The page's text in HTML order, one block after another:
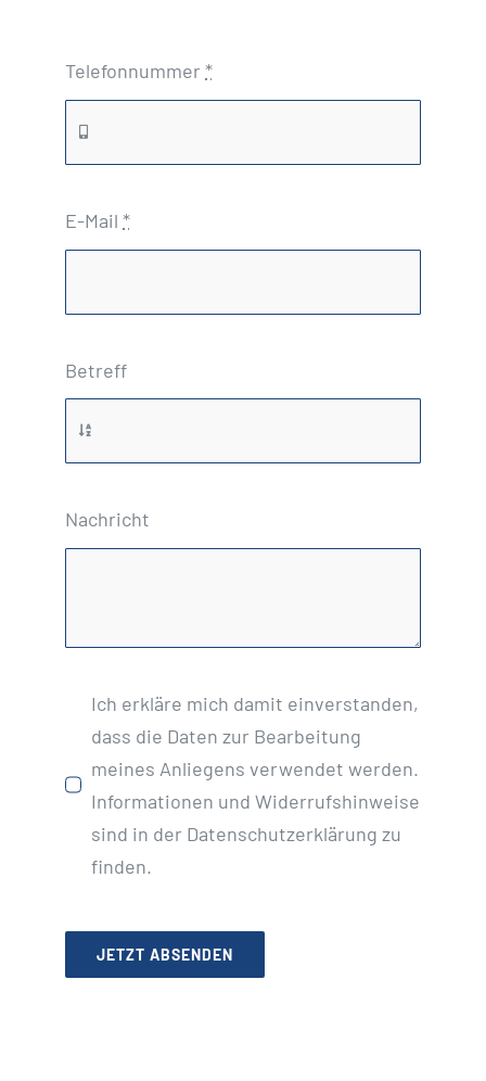
Telefonnummer *
E-Mail *
Betreff
Nachricht
Ich erkläre mich damit einverstanden,
dass die Daten zur Bearbeitung
meines Anliegens verwendet werden.
Informationen und Widerrufshinweise
sind in der Datenschutzerklärung zu
finden.
JETZT ABSENDEN